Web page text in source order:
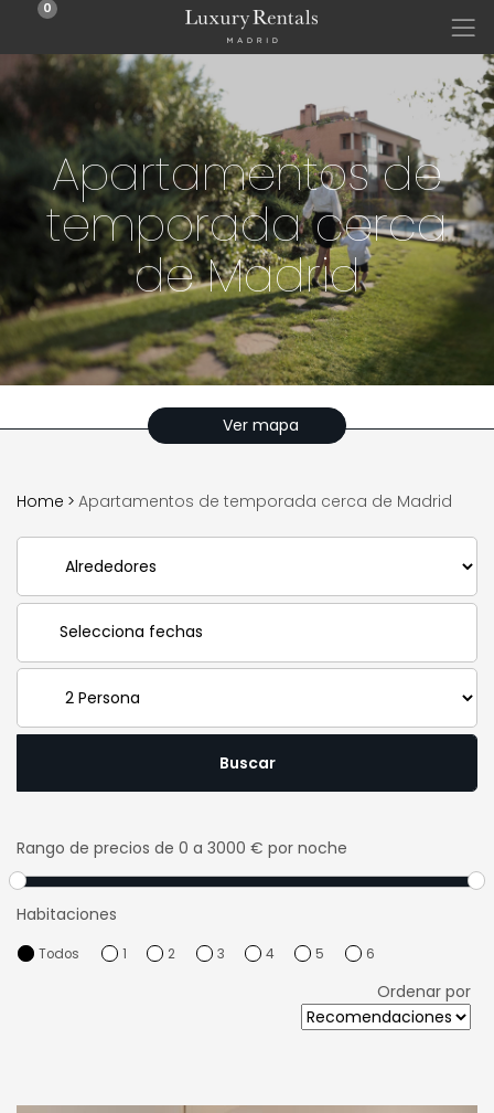
0
Apartamentos de
temporada cerca
de Madrid
Ver mapa
Home > Apartamentos de temporada cerca de Madrid
Buscar
Rango de precios de 0 a 3000 € por noche
Habitaciones
Todos 1 2 3 4 5 6
Ordenar por